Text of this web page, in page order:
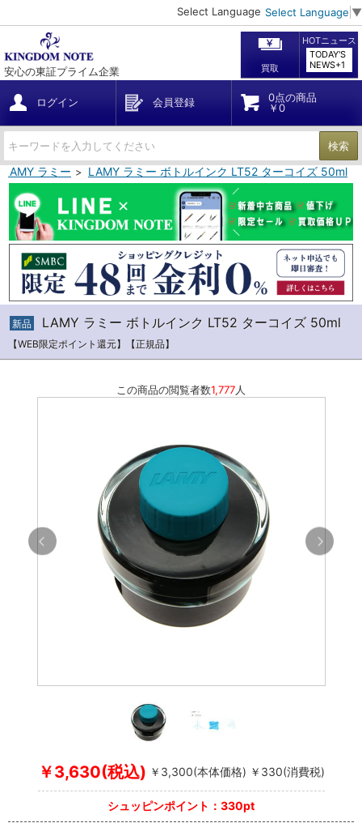
Select Language Select Language ▼
安心の東証プライム企業 買取
HOTニュース
TODAY'S
NEWS+1
ログイン 会員登録
0点の商品
￥0
検索
LAMY ラミー LAMY ラミー ボトルインク LT52 ターコイズ 50ml
新品 LAMY ラミー ボトルインク LT52 ターコイズ 50ml
【WEB限定ポイント還元】【正規品】
この商品の閲覧者数1,777人
￥3,630(税込) ￥3,300(本体価格) ￥330(消費税)
シュッピンポイント：330pt